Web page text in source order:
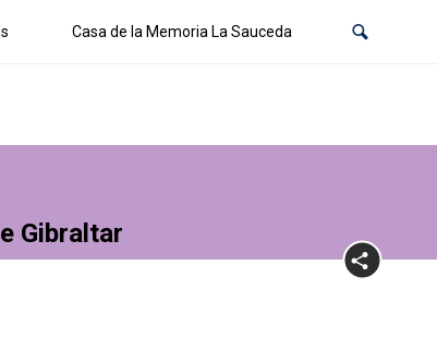
Casa de la Memoria La Sauceda
Gibraltar